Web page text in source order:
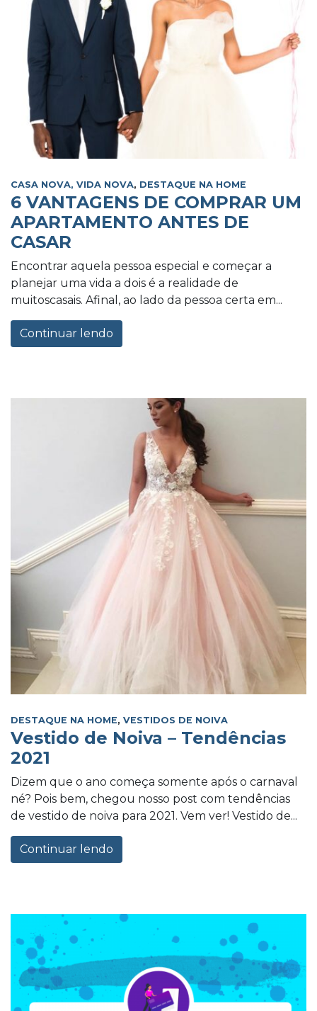
CASA NOVA, VIDA NOVA, DESTAQUE NA HOME
6 VANTAGENS DE COMPRAR UM
APARTAMENTO ANTES DE
CASAR
Encontrar aquela pessoa especial e começar a
planejar uma vida a dois é a realidade de
muitoscasais. Afinal, ao lado da pessoa certa em...
Continuar lendo
DESTAQUE NA HOME, VESTIDOS DE NOIVA
Vestido de Noiva – Tendências
2021
Dizem que o ano começa somente após o carnaval
né? Pois bem, chegou nosso post com tendências
de vestido de noiva para 2021. Vem ver! Vestido de...
Continuar lendo